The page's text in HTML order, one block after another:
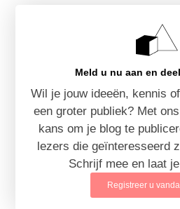
Meld u nu aan en
Wil je jouw ideeën, kennis
een groter publiek? Met
kans om je blog te
lezers die geïnteresseerd
Schrijf mee en laat
Registreer u